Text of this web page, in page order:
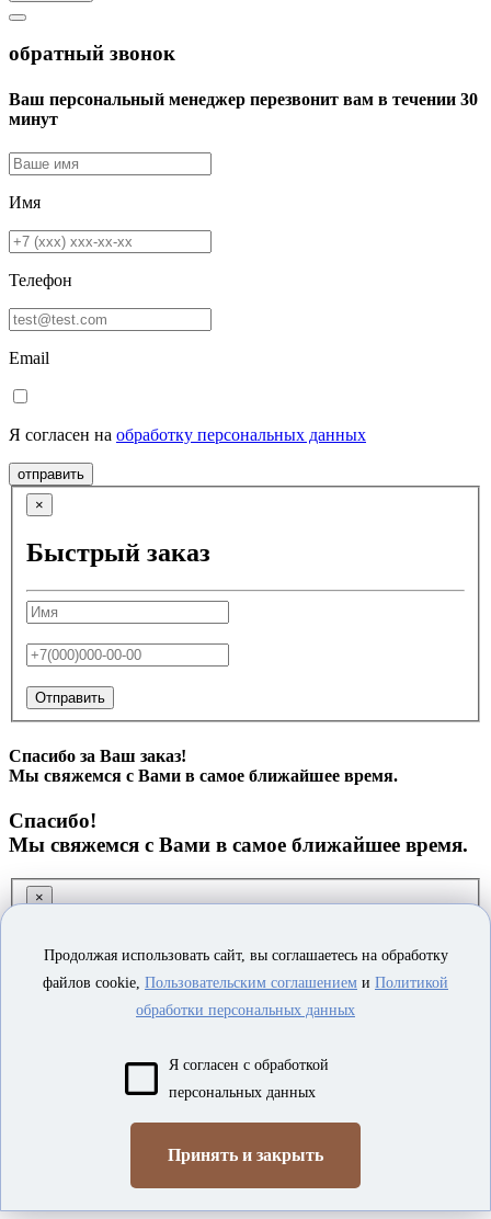
обратный звонок
Ваш персональный менеджер перезвонит вам в течении 30
минут
Имя
Телефон
Email
Я согласен на обработку персональных данных
отправить
×
Быстрый заказ
Отправить
Спасибо за Ваш заказ!
Мы свяжемся с Вами в самое ближайшее время.
Спасибо!
Мы свяжемся с Вами в самое ближайшее время.
×
Заказ обратного звонка
Продолжая использовать сайт, вы соглашаетесь на обработку
файлов cookie, Пользовательским соглашением и Политикой
обработки персональных данных
Я согласен с обработкой
персональных данных
Принять и закрыть